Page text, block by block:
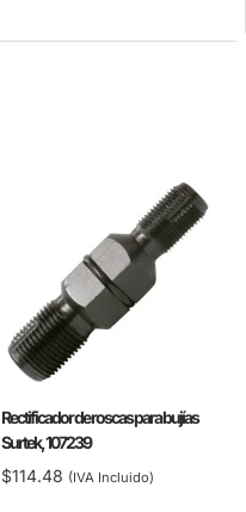
Rectificador de roscas para bujías
Surtek, 107239
$114.48 (IVA Incluido)